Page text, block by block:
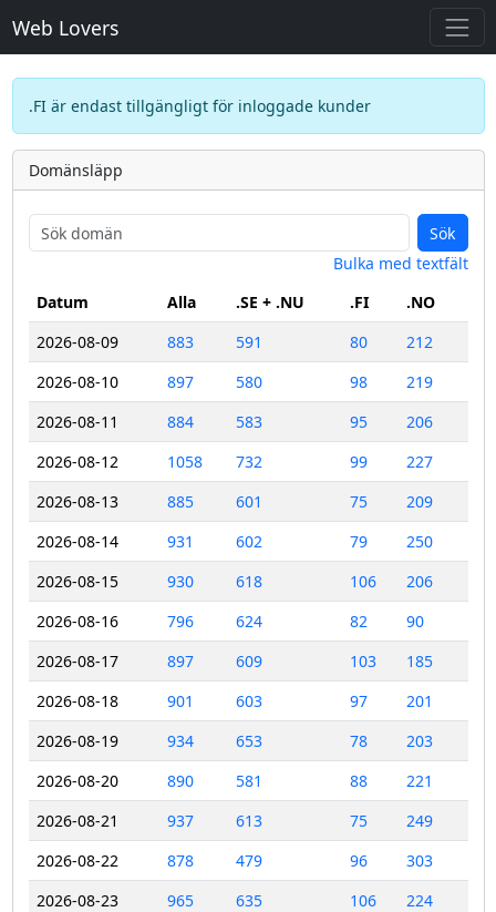
Web Lovers
.FI är endast tillgängligt för inloggade kunder
Domänsläpp
Sök
Bulka med textfält
Datum
Alla .SE + .NU .FI
.NO
2026-08-09
883 591 80
212
2026-08-10
897 580 98
219
2026-08-11
884 583 95
206
2026-08-12
1058 732 99
227
2026-08-13
885 601 75
209
2026-08-14
931 602 79
250
2026-08-15
930 618 106
206
2026-08-16
796 624 82
90
2026-08-17
897 609 103
185
2026-08-18
901 603 97
201
2026-08-19
934 653 78
203
2026-08-20
890 581 88
221
2026-08-21
937 613 75
249
2026-08-22
878 479 96
303
2026-08-23
965 635 106
224